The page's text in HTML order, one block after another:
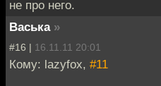
не про него.
Васька »
#16 | 16.11.11 20:01
Кому: lazyfox, #11